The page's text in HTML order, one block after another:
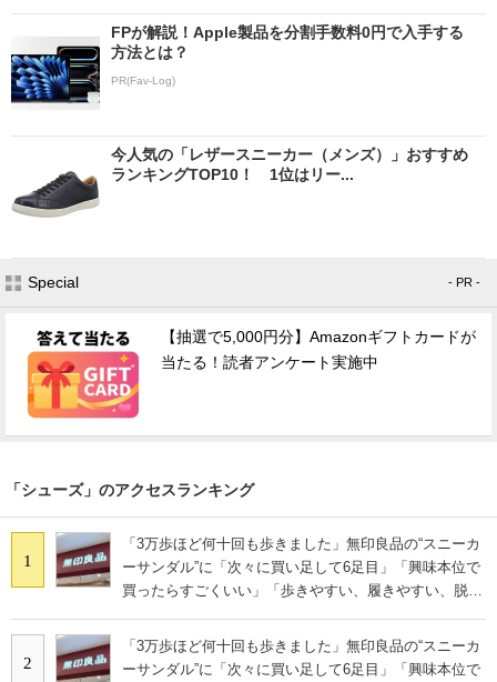
FPが解説！Apple製品を分割手数料0円で入手する
方法とは？
PR(Fav-Log)
今人気の「レザースニーカー（メンズ）」おすすめ
ランキングTOP10！ 1位はリー...
Special - PR -
【抽選で5,000円分】Amazonギフトカードが
当たる！読者アンケート実施中
「シューズ」のアクセスランキング
1
「3万歩ほど何十回も歩きました」無印良品の“スニーカ
ーサンダル”に「次々に買い足して6足目」「興味本位で
買ったらすごくいい」「歩きやすい、履きやすい、脱ぎ
2
「3万歩ほど何十回も歩きました」無印良品の“スニーカ
ーサンダル”に「次々に買い足して6足目」「興味本位で